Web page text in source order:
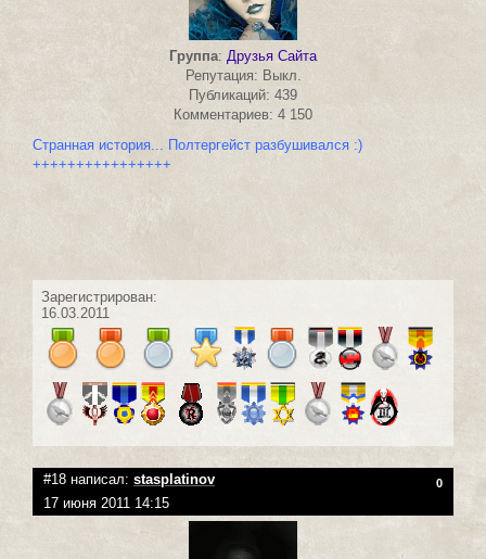
Группа: Друзья Сайта
Репутация: Выкл.
Публикаций: 439
Комментариев: 4 150
Странная история... Полтергейст разбушивался :)
++++++++++++++++
Зарегистрирован:
16.03.2011
#18 написал: stasplatinov 0
17 июня 2011 14:15